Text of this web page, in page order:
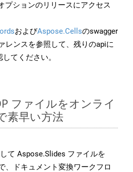
プションのリリースにアクセス
およびAspose.Cellsのswagger
レンスを参照して、残りのapiに
てください。
ファイルをオンライ
素早い方法
て Aspose.Slides ファイルを
、ドキュメント変換ワークフロ